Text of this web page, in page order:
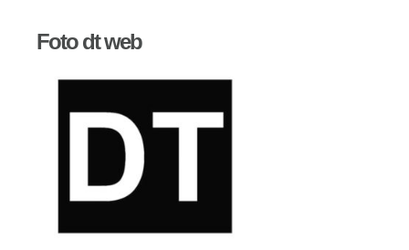
Foto dt web